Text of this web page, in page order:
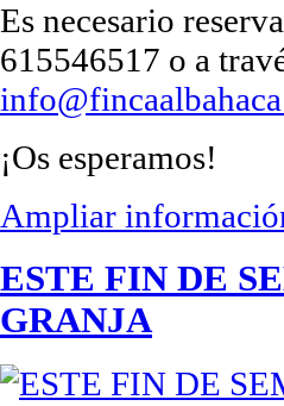
Es necesario
615546517 o a
¡Os esperamos!
Ampliar
ESTE FIN DE
GRANJA